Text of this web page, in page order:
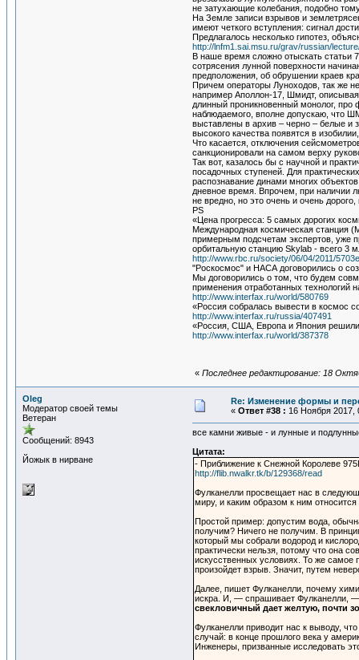
не затухающие колебания, подобно
На Земле записи взрывов и
имеют четкого вступления: сигнал
Предлагалось несколько гипотез,
http://lnfm1.sai.msu.ru/grav/russian/
В наше время сложно отыскать статьи
сотрясения лунной поверхности
предположения, об обрушении краев
Причем операторы Луноходов, так же
например Аполлон-17, Шмидт, описывая
длинный проникновенный монолог, про
наблюдаемого, вполне допускаю, что
выставлены в архив – черно – белые и
высокого качества появятся в
Что касается, отключения
санкционировали на самом верху
Так вот, казалось бы с научной и
посадочных ступеней. Для
распознавание динами многих
дневное время. Впрочем, при наличии
не вредно, но это очень и очень
PS
«Цена прогресса: 5 самых дорогих
Международная космическая станция
примерным подсчетам экспертов, уже
орбитальную станцию Skylab - всего 3
http://www.rbc.ru/society/06/04/2011/
"Роскосмос" и НАСА договорились о
Мы договорились о том, что будем
применения отработанных технологий
http://www.interfax.ru/world/580769
«Россия собралась вывести в космос
http://www.interfax.ru/russia/407491
«Россия, США, Европа и Япония решили
http://www.interfax.ru/world/387378
« Последнее редактирование: 18
Oleg
Модератор своей темы
Ветеран
Сообщений: 8943
Йожык в нирване
Re: Изменение формы и
« Ответ #38 : 16 Ноября 2017,
все камни живые - и лунные и
Цитата:
- Приближение к Снежной Королеве
http://flib.nwalkr.tk/b/129368/read
Фулканелли просвещает нас в
миру, и каким образом к ним
Простой пример: допустим вода,
получим? Ничего не получим. В
который мы собрали водород и
практически нельзя, потому что она
искусственных условиях. То же самое
произойдет взрыв. Значит, путем
Далее, пишет Фулканелли, почему
искра. И, — спрашивает Фулканелли, —
свекловичный дает желтую, почти
Фулканелли приводит нас к выводу, что
случай: в конце прошлого века у
Инженеры, призванные исследовать